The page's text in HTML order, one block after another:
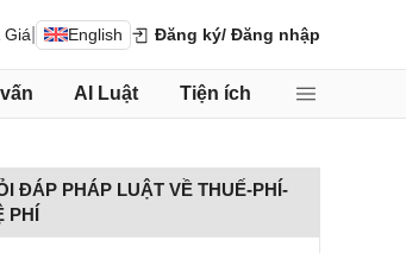
Giá English Đăng ký/ Đăng nhập
AI Luật Tiện ích
ĐÁP PHÁP LUẬT VỀ THUẾ-PHÍ-
PHÍ